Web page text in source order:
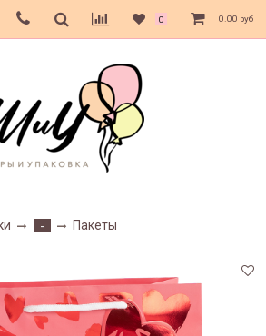
0 0.00 руб
- Пакеты